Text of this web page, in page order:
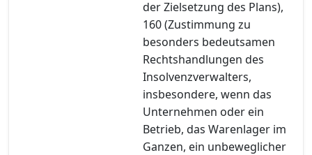
der Zielsetzung des Plans),
160 (Zustimmung zu
besonders bedeutsamen
Rechtshandlungen des
Insolvenzverwalters,
insbesondere, wenn das
Unternehmen oder ein
Betrieb, das Warenlager im
Ganzen, ein unbeweglicher